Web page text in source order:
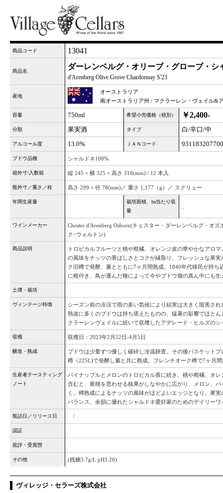
商品コード 13041
商品名
ダーレンベルグ・オリーブ・グローブ・シ
d'Arenberg Olive Grove Chardonnay S'23
産地
オーストラリア
南オーストラリア州 / マクラーレン・ヴェイル&
容量 750ml 希望小売価格（税別） ￥2,400-
分類 果実酒 タイプ 白/辛口/中
アルコール度 13.0% ＪＡＮコード
ブドウ品種 シャルドネ100%
箱外寸/入数箱 縦 245 × 横 325 × 高さ 310(mm) / 12 本入
瓶外寸／重さ／栓 高さ 299 × 径 78(mm)／ 重さ 1,177（g）／ スクリュー
年間生産量
栽培面積、ha当たり収
量
ワインメーカー
Chester d'Arenberg Osborn(チェスター・ダーレンベルグ・オズ
ク･ウォルトン)
商品説明
トロピカルフルーツと桃や柑橘、オレンジ皮の華やかなアロ
の風味をナッツの香ばしさとコクが縁取り、フレッシュな果
ク旧樽で発酵、澱とともに7ヶ月間熟成。1840年代移民が持ち
に根付き、鳥が運んだ種によって今やブドウ畑の真ん中にも生
土壌・栽培
ヴィンテージ特徴
シーズン前の冷涼で雨の多い気候により結実は大きく阻害さ
熱波に多くのブドウは持ち堪えたものの、猛暑の影響でほと
クラーレンヴェイルに続いて収穫したアデレード・ヒルズの
収穫 収穫日：2023年2月22日-4月5日
醸造・熟成
ブドウは少量ずつ優しく破砕し冷温静置。その後バスケット
樽（225L)で発酵し澱と共に熟成。フレンチオーク樽で7ヶ月
生産者テースティング
ノート
パイナップルとメロンのトロピカル香に続き、桃や柑橘、オ
含むと、黄桃を思わせる核果がしなやかに広がり、メロン、
く。樽熟成によるナッツの風味がほどよいエッジとなり、果
バランス、余韻に優れたシャルドネ愛好家のためのデイリーワ
瓶詰日／リリース日 /
認証
批評・受賞歴
その他 (残糖3.7g/L pH3.20)
ヴィレッジ・セラーズ株式会社